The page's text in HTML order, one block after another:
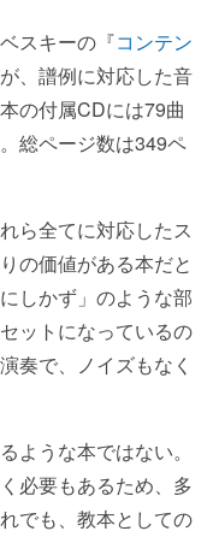
スキーの『コンテン
、譜例に対応した音
の付属CDには79曲
総ページ数は349ペ
ら全てに対応したス
の価値がある本だと
しかず」のような部
ットになっているの
奏で、ノイズもなく
ような本ではない。
必要もあるため、多
でも、教本としての